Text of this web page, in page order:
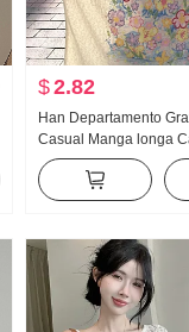
$2.82
Han Departamento
Casual Manga longa
Proteção Solar Suéter
Primavera e verão
Vento frio Sentido